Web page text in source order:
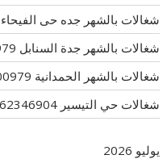
شغالات بالشهر جده حى الفيحاء 0577265649
شغالات بالشهر جدة السنابل 0571400979
شغالات بالشهر الحمدانية 0571400979
شغالات حي التيسير 0562346904
يوليو 2026